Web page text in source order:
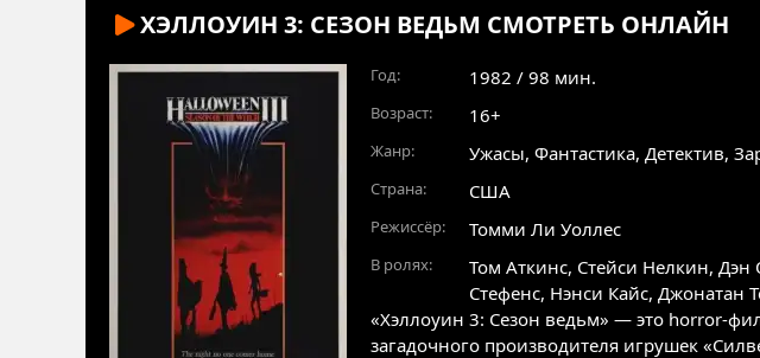
ХЭЛЛОУИН 3: СЕЗОН ВЕДЬМ СМОТРЕТЬ ОНЛАЙН
Год: 1982 / 98 мин.
Возраст: 16+
Жанр: Ужасы, Фантастика, Детектив,
Страна: США
Режиссёр: Томми Ли Уоллес
В ролях: Том Аткинс, Стейси Нелкин, Дэн
Стефенс, Нэнси Кайс, Джонатан
«Хэллоуин 3: Сезон ведьм» — это horror-
загадочного производителя игрушек